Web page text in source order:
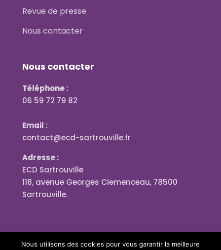
Revue de presse
Nous contacter
Nous contacter
Téléphone :
06 59 72 79 82
Email :
contact@ecd-sartrouville.fr
Adresse :
ECD Sartrouville
118, avenue Georges Clemenceau, 78500
Sartrouville.
Nous utilisons des cookies pour vous garantir la meilleure